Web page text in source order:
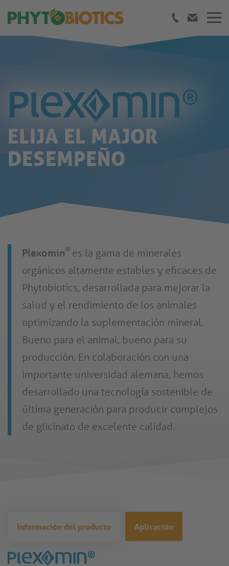
ELIJA EL MAJOR
DESEMPEÑO
Plexomin ® es la gama de minerales
orgánicos altamente estables y eficaces de
Phytobiotics, desarrollada para mejorar la
salud y el rendimiento de los animales
optimizando la suplementación mineral.
Bueno para el animal, bueno para su
producción. En colaboración con una
importante universidad alemana, hemos
desarrollado una tecnología sostenible de
última generación para producir complejos
de glicinato de excelente calidad.
Información del producto Aplicación